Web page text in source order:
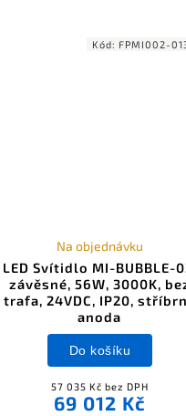
(Bluetooth), DALI, 0-10V
LED Svítidlo MI-BUBBLE-
závěsné, 56W, 3000K,
trafa, 24VDC, IP20,
anoda
Na objednávku
57 035 Kč bez DPH
69 012 Kč
Do košíku
Kód: FPMI002-